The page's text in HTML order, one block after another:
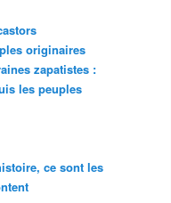
originaires
zapatistes :
les peuples
ce sont les